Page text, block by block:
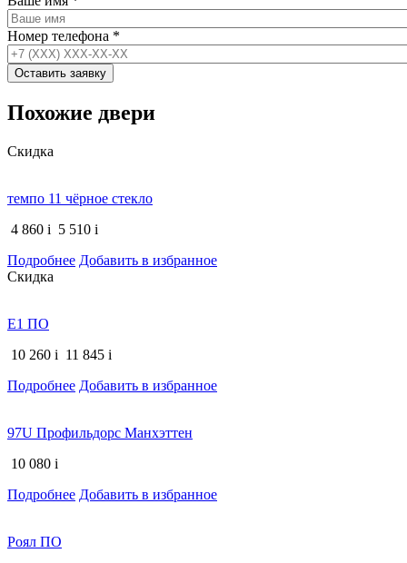
Номер телефона *
Похожие двери
Скидка
темпо 11 чёрное стекло
4 860 i 5 510 i
Подробнее Добавить в избранное
Скидка
E1 ПО
10 260 i 11 845 i
Подробнее Добавить в избранное
97U Профильдорс Манхэттен
10 080 i
Подробнее Добавить в избранное
Роял ПО